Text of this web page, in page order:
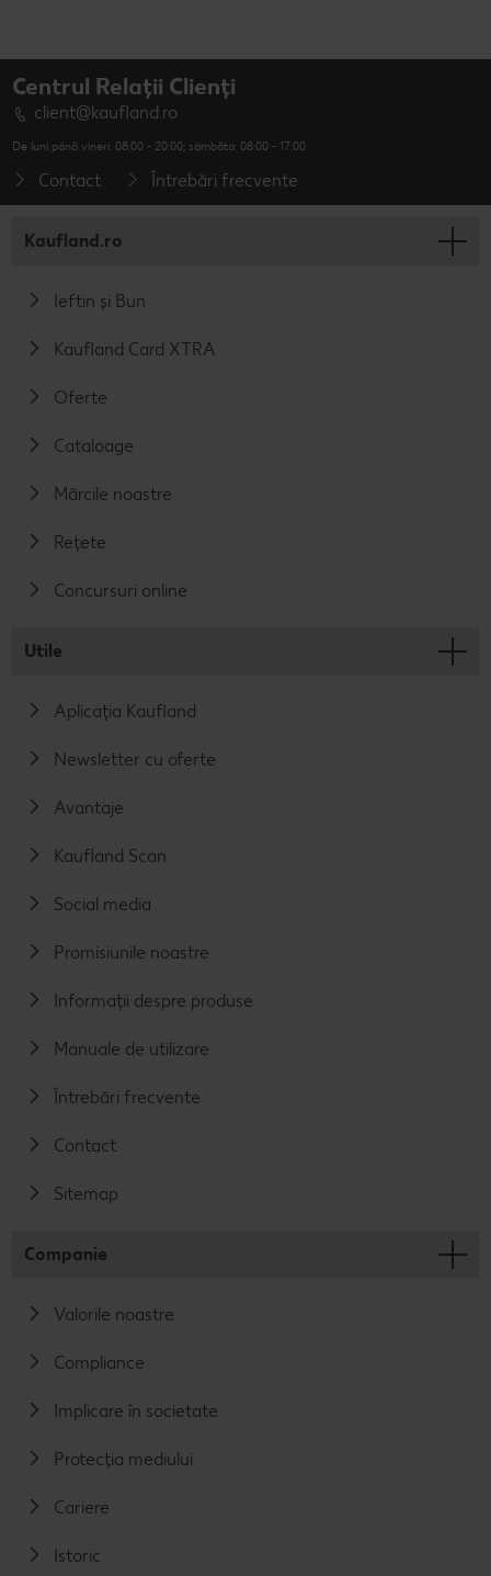
Centrul Relații Clienți
client@kaufland.ro
De luni până vineri: 08:00 - 20:00; sâmbăta: 08:00 - 17:00
Contact Întrebări frecvente
Kaufland.ro
Ieftin și Bun
Kaufland Card XTRA
Oferte
Cataloage
Mărcile noastre
Rețete
Concursuri online
Utile
Aplicația Kaufland
Newsletter cu oferte
Avantaje
Kaufland Scan
Social media
Promisiunile noastre
Informații despre produse
Manuale de utilizare
Întrebări frecvente
Contact
Sitemap
Companie
Valorile noastre
Compliance
Implicare în societate
Protecția mediului
Cariere
Istoric